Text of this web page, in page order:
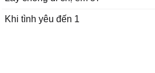
Khi tình yêu đến 1